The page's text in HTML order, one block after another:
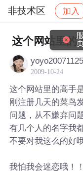
非技术区 加入
社区 非技术区
这个网站里的
yoyo20071125
2009-10-24
这个网站里的高手
刚注册几天的菜鸟
问题，从不嫌弃问
有几个人的名字我
不要对我这么的好
我怕我会迷恋哦！